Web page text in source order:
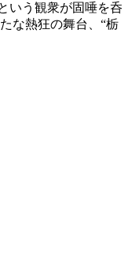
いう観衆が固唾を呑
な熱狂の舞台、“栃